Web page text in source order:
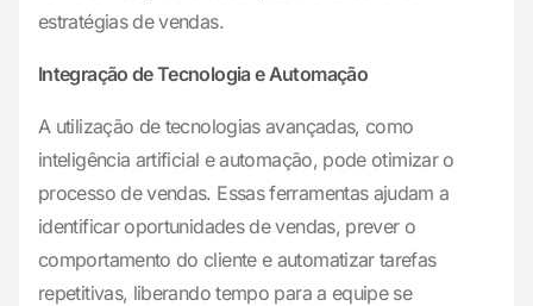
estratégias de vendas.
Integração de Tecnologia e Automação
A utilização de tecnologias avançadas, como
inteligência artificial e automação, pode otimizar o
processo de vendas. Essas ferramentas ajudam a
identificar oportunidades de vendas, prever o
comportamento do cliente e automatizar tarefas
repetitivas, liberando tempo para a equipe se